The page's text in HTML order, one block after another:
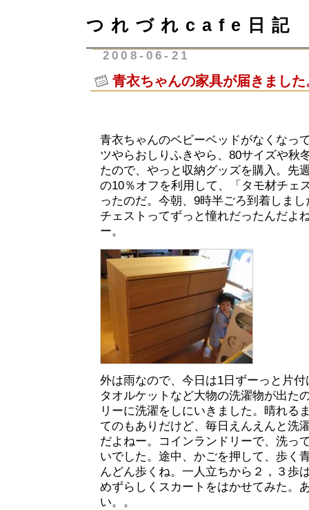
つれづれcafe日記
2008-06-21
青衣ちゃんの家具が届きました
青衣ちゃんのベビーベッドがなくなっ
ツやらおしりふきやら、80サイズや秋
たので、やっと収納グッズを購入。先
の10％オフを利用して、「タモ材チェ
ったのだ。今朝、9時半ごろ到着しま
チェストってずっと憧れだったんだよ
ー。
外は雨なので、今日は1日ずーっと片
タオルケットなど大物の洗濯物が出た
リーに洗濯をしにいきました。晴れる
てのもありだけど、毎日えんえんと洗
だよねー。コインランドリーで、洗っ
いでした。途中、かごを押して、歩く
んどん歩くね。一人立ちから２，３歩
めずらしくスカートをはかせてみた。
い。。